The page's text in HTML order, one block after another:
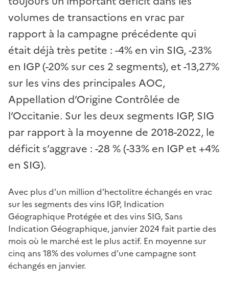
volumes de transactions en vrac par
rapport à la campagne précédente qui
était déjà très petite : -4% en vin SIG, -23%
en IGP (-20% sur ces 2 segments), et -13,27%
sur les vins des principales AOC,
Appellation d’Origine Contrôlée de
l’Occitanie. Sur les deux segments IGP, SIG
par rapport à la moyenne de 2018-2022, le
déficit s’aggrave : -28 % (-33% en IGP et +4%
en SIG).
Avec plus d’un million d’hectolitre échangés en vrac
sur les segments des vins IGP, Indication
Géographique Protégée et des vins SIG, Sans
Indication Géographique, janvier 2024 fait partie des
mois où le marché est le plus actif. En moyenne sur
cinq ans 18% des volumes d’une campagne sont
échangés en janvier.